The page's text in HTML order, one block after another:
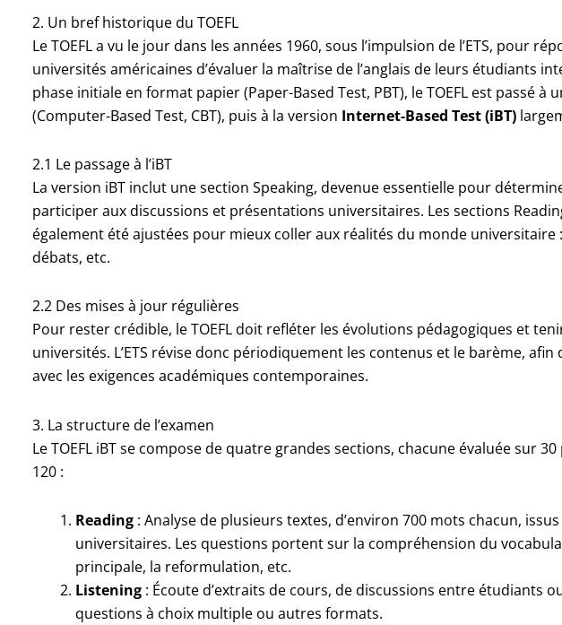
2. Un bref historique du TOEFL
Le TOEFL a vu le jour dans les années 1960, sous l’impulsion de l’ETS, pour
universités américaines d’évaluer la maîtrise de l’anglais de leurs étudiants
phase initiale en format papier (Paper-Based Test, PBT), le TOEFL est passé
(Computer-Based Test, CBT), puis à la version Internet-Based Test (iBT)
2.1 Le passage à l’iBT
La version iBT inclut une section Speaking, devenue essentielle pour
participer aux discussions et présentations universitaires. Les sections
également été ajustées pour mieux coller aux réalités du monde universitaire
débats, etc.
2.2 Des mises à jour régulières
Pour rester crédible, le TOEFL doit refléter les évolutions pédagogiques et
universités. L’ETS révise donc périodiquement les contenus et le barème,
avec les exigences académiques contemporaines.
3. La structure de l’examen
Le TOEFL iBT se compose de quatre grandes sections, chacune évaluée sur
120 :
Reading: Analyse de plusieurs textes, d’environ 700 mots chacun,
universitaires. Les questions portent sur la compréhension du
principale, la reformulation, etc.
Listening: Écoute d’extraits de cours, de discussions entre étudiants
questions à choix multiple ou autres formats.